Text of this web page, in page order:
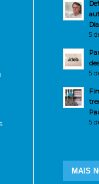
5
5
5
MAIS